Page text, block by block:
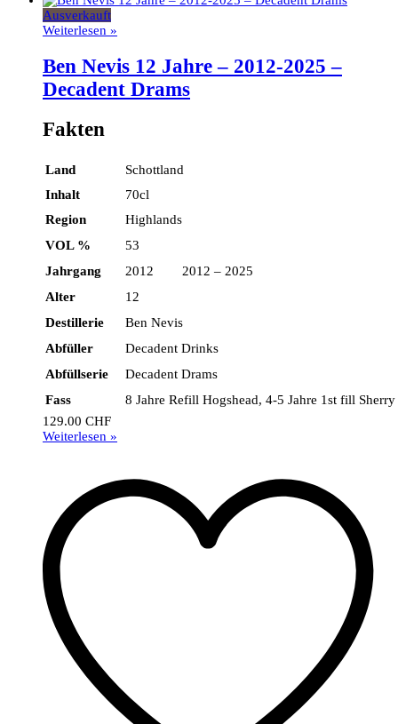
Ausverkauft
Weiterlesen »
Ben Nevis 12 Jahre – 2012-2025 –
Decadent Drams
Fakten
Land
Schottland
Inhalt
70cl
Region
Highlands
VOL %
53
Jahrgang
2012 2012 – 2025
Alter
12
Destillerie
Ben Nevis
Abfüller
Decadent Drinks
Abfüllserie
Decadent Drams
Fass
8 Jahre Refill Hogshead, 4-5 Jahre 1st fill Sherry
129.00 CHF
Weiterlesen »